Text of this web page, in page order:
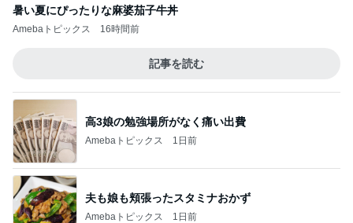
暑い夏にぴったりな麻婆茄子牛丼
Amebaトピックス 16時間前
記事を読む
高3娘の勉強場所がなく痛い出費
Amebaトピックス 1日前
夫も娘も頬張ったスタミナおかず
Amebaトピックス 1日前